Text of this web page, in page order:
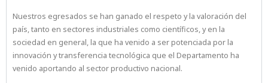
Nuestros egresados se han ganado el respeto y la valoración del
país, tanto en sectores industriales como científicos, y en la
sociedad en general, la que ha venido a ser potenciada por la
innovación y transferencia tecnológica que el Departamento ha
venido aportando al sector productivo nacional.